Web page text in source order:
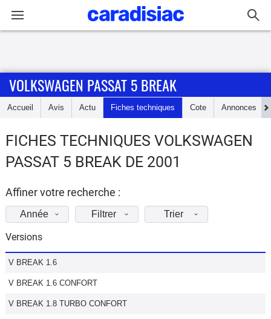
Accueil
Essais
d'achat
Electriques
Utilitaires
Flottes
Auto
VOLKSWAGEN PASSAT 5 BREAK
Accueil Avis Actu Fiches techniques Cote Annonces
FICHES TECHNIQUES VOLKSWAGEN
PASSAT 5 BREAK DE 2001
Affiner votre recherche :
Année Filtrer Trier
Versions
V BREAK 1.6
V BREAK 1.6 CONFORT
V BREAK 1.8 TURBO CONFORT